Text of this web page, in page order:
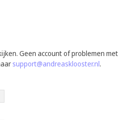
Geen account of problemen met
support@andreasklooster.nl.